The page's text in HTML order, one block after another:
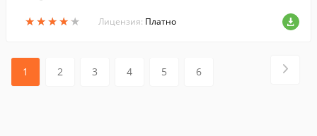
★★★★★
★★★★★
ужать на YouTube.
Лицензия: Платно
1 2 3 4 5 6